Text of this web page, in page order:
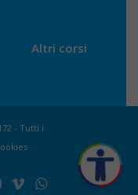
Altri corsi
- Tutti i